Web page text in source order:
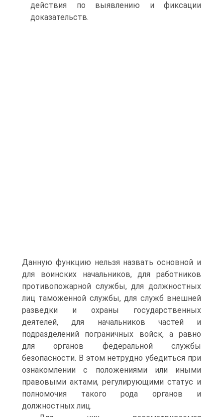
действия по выявлению и фиксации
доказательств.
Данную функцию нельзя назвать основной и
для воинских начальников, для работников
противопожарной службы, для должностных
лиц таможенной службы, для служб внешней
разведки и охраны государственных
деятелей, для начальников частей и
подразделений пограничных войск, а равно
для органов федеральной службы
безопасности. В этом нетрудно убедиться при
ознакомлении с положениями или иными
правовыми актами, регулирующими статус и
полномочия такого рода органов и
должностных лиц.